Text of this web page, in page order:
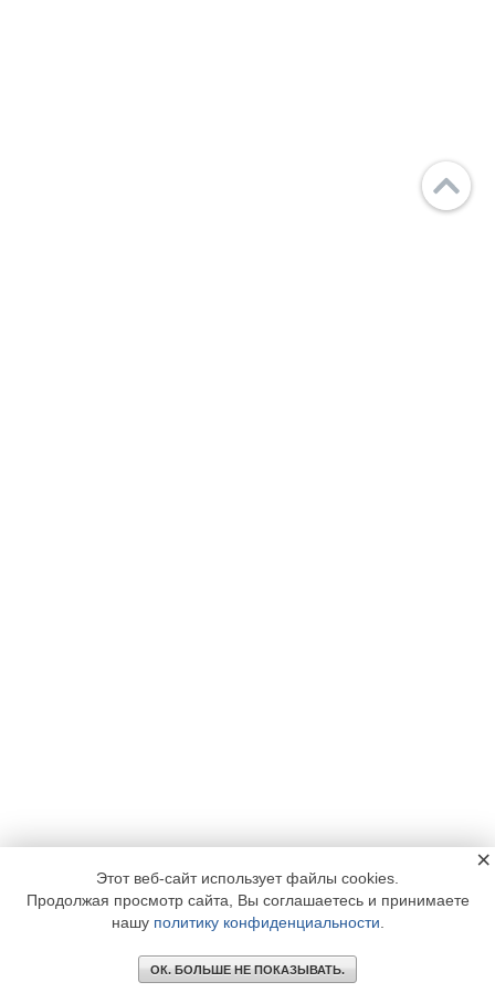
Этот веб-сайт использует файлы cookies.
Продолжая просмотр сайта, Вы соглашаетесь и принимаете
нашу политику конфиденциальности
ОК. БОЛЬШЕ НЕ ПОКАЗЫВАТЬ.
×